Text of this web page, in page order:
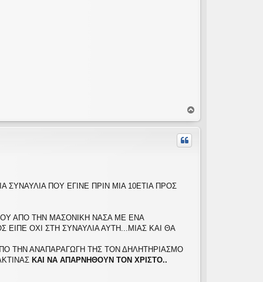
ο
ρ
ΠΟΥ ΕΓΙΝΕ ΠΡΙΝ ΜΙΑ 10ΕΤΙΑ ΠΡΟΣ
ΑΠΟ ΤΗΝ ΜΑΣΟΝΙΚΗ ΝΑΣΑ ΜΕ ΕΝΑ
ΟΧΙ ΣΤΗ ΣΥΝΑΥΛΙΑ ΑΥΤΗ...ΜΙΑΣ ΚΑΙ ΘΑ
ΤΗΝ ΑΝΑΠΑΡΑΓΩΓΗ ΤΗΣ ΤΟΝ ΔΗΛΗΤΗΡΙΑΣΜΟ
ΚΑΙ ΝΑ ΑΠΑΡΝΗΘΟΥΝ ΤΟΝ ΧΡΙΣΤΟ..